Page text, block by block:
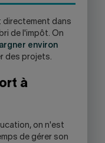
directement dans
de l'impôt. On
environ
des projets.
à
on n'est
de gérer son